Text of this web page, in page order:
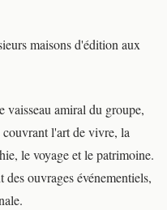
maisons d'édition aux
vaisseau amiral du groupe,
couvrant l'art de vivre, la
le voyage et le patrimoine.
ouvrages événementiels,